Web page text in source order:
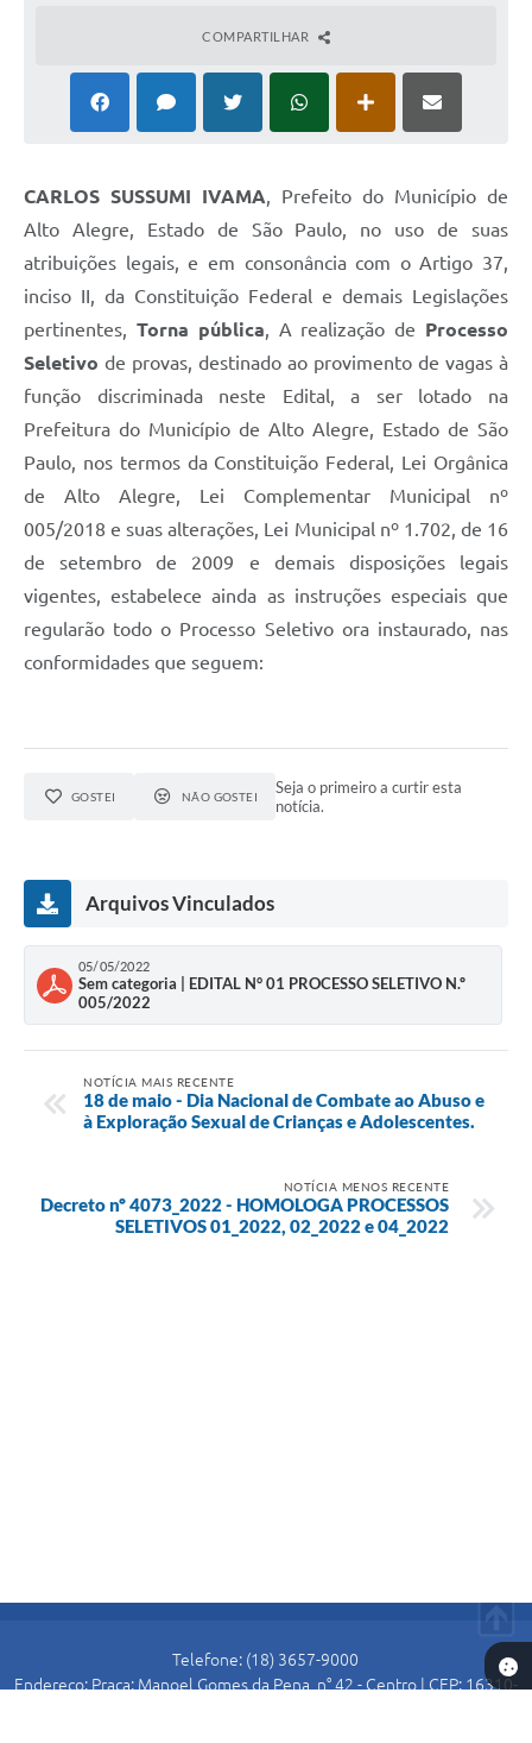
COMPARTILHAR
CARLOS SUSSUMI IVAMA, Prefeito do Município de
Alto Alegre, Estado de São Paulo, no uso de suas
atribuições legais, e em consonância com o Artigo 37,
inciso II, da Constituição Federal e demais Legislações
pertinentes, Torna pública, A realização de Processo
Seletivo de provas, destinado ao provimento de vagas à
função discriminada neste Edital, a ser lotado na
Prefeitura do Município de Alto Alegre, Estado de São
Paulo, nos termos da Constituição Federal, Lei Orgânica
de Alto Alegre, Lei Complementar Municipal nº
005/2018 e suas alterações, Lei Municipal nº 1.702, de 16
de setembro de 2009 e demais disposições legais
vigentes, estabelece ainda as instruções especiais que
regularão todo o Processo Seletivo ora instaurado, nas
conformidades que seguem:
GOSTEI NÃO GOSTEI
Seja o primeiro a curtir esta
notícia.
Arquivos Vinculados
05/05/2022
Sem categoria | EDITAL N° 01 PROCESSO SELETIVO N.º
005/2022
NOTÍCIA MAIS RECENTE
18 de maio - Dia Nacional de Combate ao Abuso e
à Exploração Sexual de Crianças e Adolescentes.
NOTÍCIA MENOS RECENTE
Decreto nº 4073_2022 - HOMOLOGA PROCESSOS
SELETIVOS 01_2022, 02_2022 e 04_2022
Telefone: (18) 3657-9000
Endereço: Praça: Manoel Gomes da Pena, n° 42 - Centro | CEP: 16310-